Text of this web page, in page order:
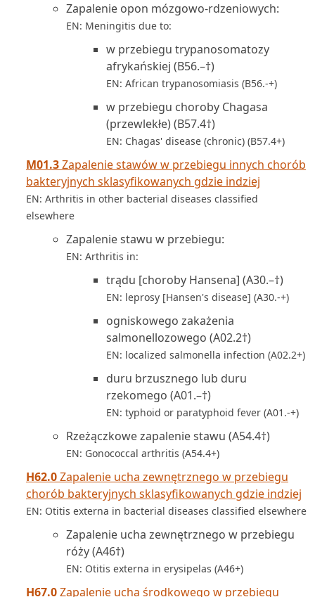
Zapalenie opon mózgowo-rdzeniowych:
EN: Meningitis due to:
w przebiegu trypanosomatozy
afrykańskiej (B56.–†)
EN: African trypanosomiasis (B56.-+)
w przebiegu choroby Chagasa
(przewlekłe) (B57.4†)
EN: Chagas' disease (chronic) (B57.4+)
M01.3Zapalenie stawów w przebiegu innych chorób
bakteryjnych sklasyfikowanych gdzie indziej
EN: Arthritis in other bacterial diseases classified
elsewhere
Zapalenie stawu w przebiegu:
EN: Arthritis in:
trądu [choroby Hansena] (A30.–†)
EN: leprosy [Hansen's disease] (A30.-+)
ogniskowego zakażenia
salmonellozowego (A02.2†)
EN: localized salmonella infection (A02.2+)
duru brzusznego lub duru
rzekomego (A01.–†)
EN: typhoid or paratyphoid fever (A01.-+)
Rzeżączkowe zapalenie stawu (A54.4†)
EN: Gonococcal arthritis (A54.4+)
H62.0Zapalenie ucha zewnętrznego w przebiegu
chorób bakteryjnych sklasyfikowanych gdzie indziej
EN: Otitis externa in bacterial diseases classified elsewhere
Zapalenie ucha zewnętrznego w przebiegu
róży (A46†)
EN: Otitis externa in erysipelas (A46+)
H67.0Zapalenie ucha środkowego w przebiegu